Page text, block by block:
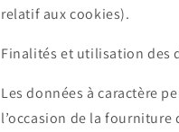
relatif aux cookies).
Finalités et utilisation des
Les données à caractère
l’occasion de la fourniture